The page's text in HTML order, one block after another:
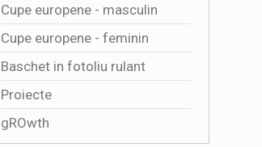
Cupe europene - masculin
Cupe europene - feminin
Baschet in fotoliu rulant
Proiecte
gROwth